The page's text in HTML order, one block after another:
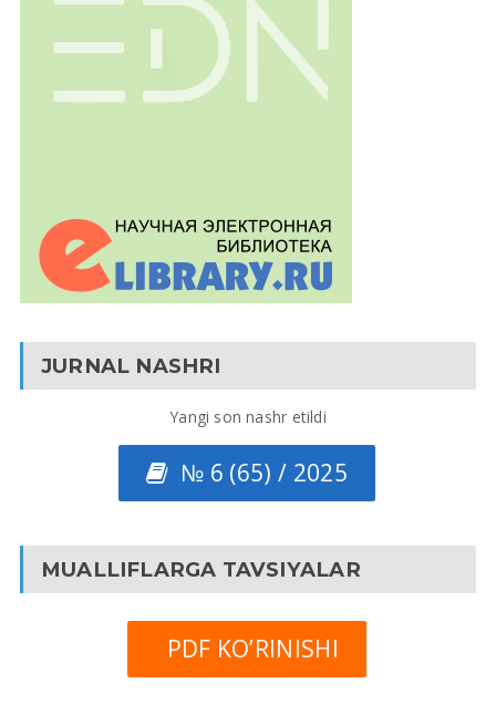
JURNAL NASHRI
Yangi son nashr etildi
№ 6 (65) / 2025
MUALLIFLARGA TAVSIYALAR
PDF KO’RINISHI